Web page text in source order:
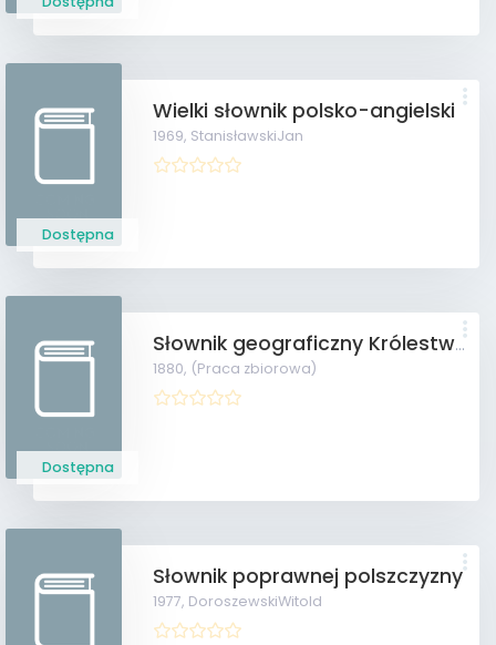
Dostępna
Wielki słownik polsko-angielski
1969, StanisławskiJan
Dostępna
Słownik geograficzny Królestwa Polskiego i innych krajów słowiańskich
1880, (Praca zbiorowa)
Słownik poprawnej polszczyzny
1977, DoroszewskiWitold